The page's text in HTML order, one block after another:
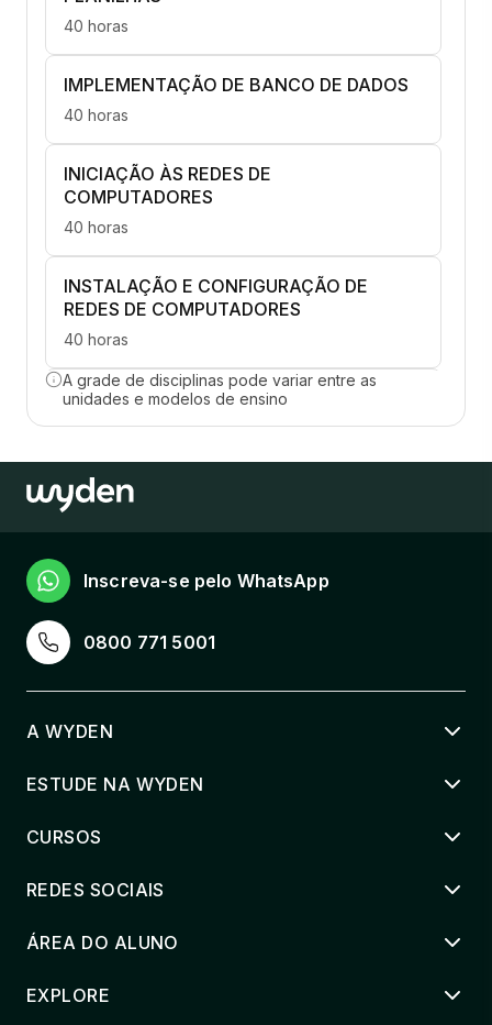
40 horas
IMPLEMENTAÇÃO DE BANCO DE DADOS
40 horas
INICIAÇÃO ÀS REDES DE
COMPUTADORES
40 horas
INSTALAÇÃO E CONFIGURAÇÃO DE
REDES DE COMPUTADORES
40 horas
INSTALAÇÃO, CONFIGURAÇÃO E
GERENCIAMENTO DE SISTEMAS DE
40 horas
INSTALAÇÃO, CONFIGURAÇÃO E
OPERACIONAIS
E REDAÇÃO
40 horas
INTRODUÇÃO À COMPUTAÇÃO
40 horas
40 horas
A grade de disciplinas pode variar entre as
unidades e modelos de ensino
0800 771 5001
Inscreva-se pelo WhatsApp
A WYDEN
ESTUDE NA WYDEN
CURSOS
REDES SOCIAIS
ÁREA DO ALUNO
EXPLORE